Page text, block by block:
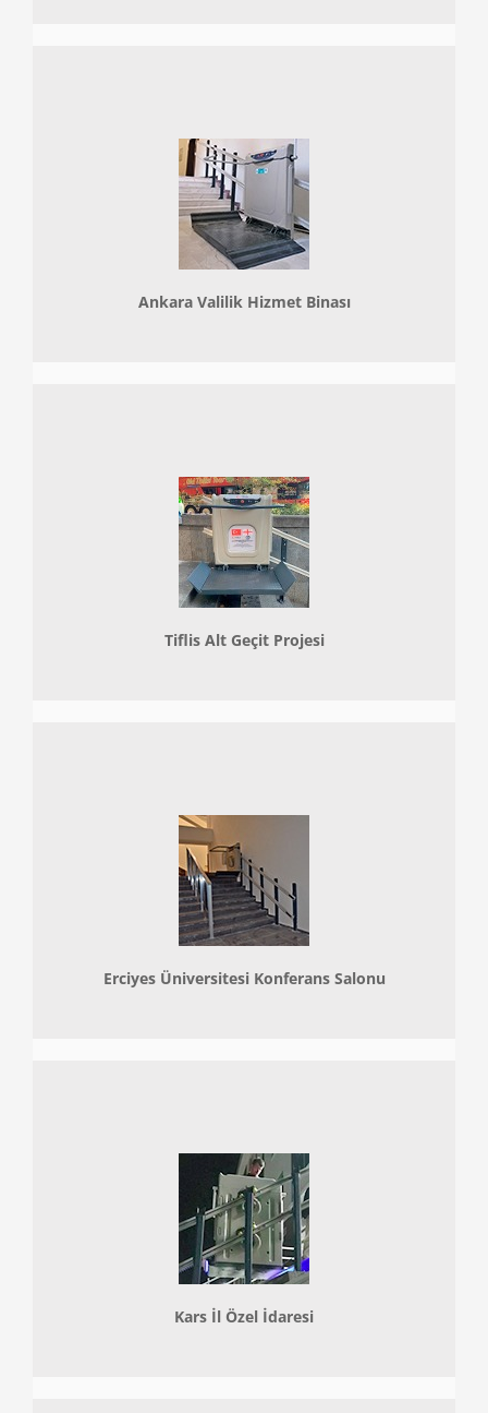
Ankara Valilik Hizmet Binası
Tiflis Alt Geçit Projesi
Erciyes Üniversitesi Konferans Salonu
Kars İl Özel İdaresi